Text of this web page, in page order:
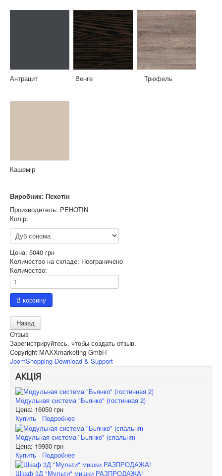
Антрацит Венге Трюфель
Кашемір
Виробник: Пехотін
Производитель: PEHOTIN
Колір:
Цена: 5040 грн
Количество на складе: Неограничено
Количество:
Отзыв
Зарегистрируйтесь, чтобы создать отзыв.
Copyright MAXXmarketing GmbH
JoomShopping Download & Support
АКЦІЯ
Модульная система "Бьянко" (гостинная 2)
Цена: 16050 грн
Купить
Подробнее
Модульная система "Бьянко" (спальня)
Цена: 19930 грн
Купить
Подробнее
Шкаф 3Д "Мульти" мишки РАЗПРОДАЖА!